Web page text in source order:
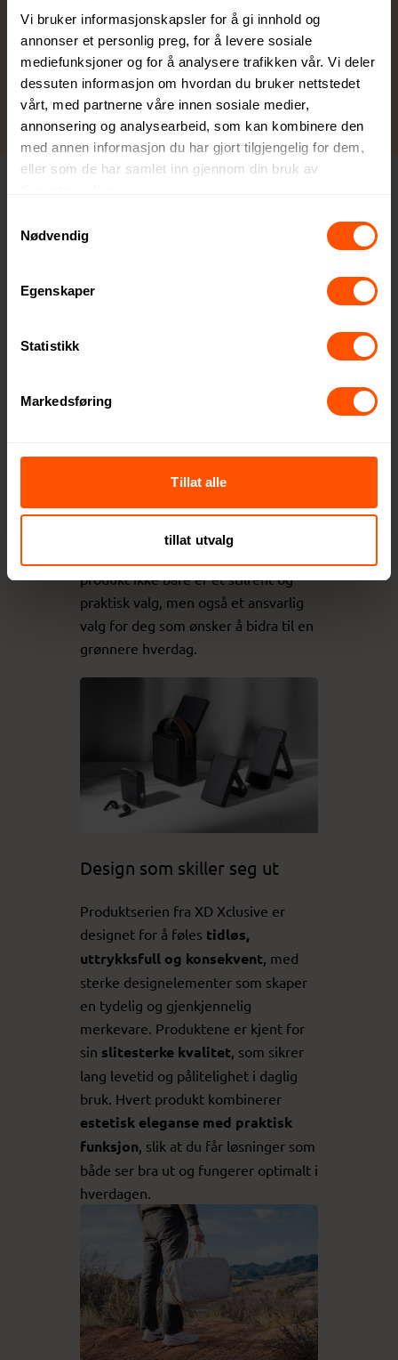
Vi bruker informasjonskapsler for å gi innhold og
annonser et personlig preg, for å levere sosiale
mediefunksjoner og for å analysere trafikken vår. Vi deler
dessuten informasjon om hvordan du bruker nettstedet
vårt, med partnerne våre innen sosiale medier,
annonsering og analysearbeid, som kan kombinere den
med annen informasjon du har gjort tilgjengelig for dem,
eller som de har samlet inn gjennom din bruk av
Nødvendig
Egenskaper
Statistikk
Markedsføring
Tillat alle
tillat utvalg
erfaring
Over 100 års samlet erfaring som spesialister
på profileringsprodukter
XD Xclusive –
funksjonalitet i sentrum. Med
produksjonen ogplastfri
, jobber XD Xclusive aktivt
for å redusere miljøpåvirkningen,
samtidig som de leverer produkter av
produkt ikke bare er et stilrent og
praktisk valg, men også et ansvarlig
valg for deg som ønsker å bidra til en
grønnere hverdag.
Design som skiller seg ut
Produktserien fra XD Xclusive er
designet for å føles tidløs,
uttrykksfull og konsekvent , med
sterke designelementer som skaper
en tydelig og gjenkjennelig
merkevare. Produktene er kjent for
sin slitesterke kvalitet , som sikrer
lang levetid og pålitelighet i daglig
bruk. Hvert produkt kombinerer
estetisk eleganse med praktisk
funksjon , slik at du får løsninger som
både ser bra ut og fungerer optimalt i
hverdagen.